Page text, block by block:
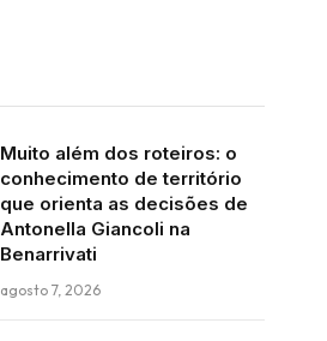
Muito além dos roteiros: o
conhecimento de território
que orienta as decisões de
Antonella Giancoli na
Benarrivati
agosto 7, 2026